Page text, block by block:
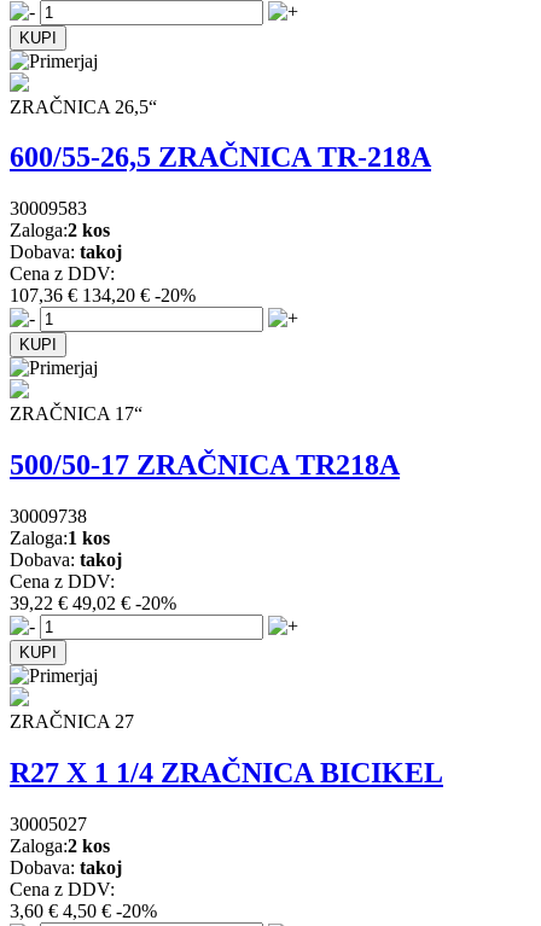
ZRAČNICA 26,5“
600/55-26,5 ZRAČNICA TR-218A
30009583
Zaloga:2 kos
Dobava: takoj
Cena z DDV:
107,36 € 134,20 € -20%
ZRAČNICA 17“
500/50-17 ZRAČNICA TR218A
30009738
Zaloga:1 kos
Dobava: takoj
Cena z DDV:
39,22 € 49,02 € -20%
ZRAČNICA 27
R27 X 1 1/4 ZRAČNICA BICIKEL
30005027
Zaloga:2 kos
Dobava: takoj
Cena z DDV:
3,60 € 4,50 € -20%